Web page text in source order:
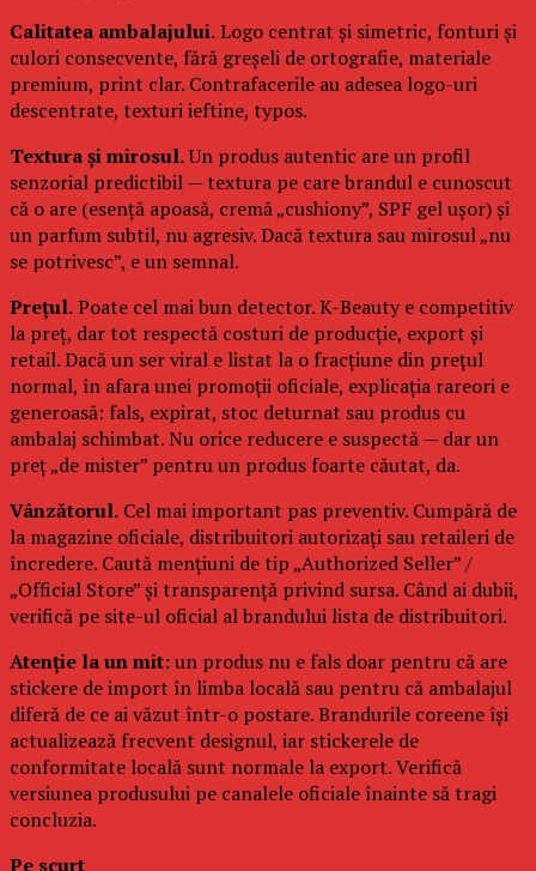
Calitatea ambalajului.Logo centrat și simetric, fonturi și
culori consecvente, fără greșeli de ortografie, materiale
premium, print clar. Contrafacerile au adesea logo-uri
descentrate, texturi ieftine, typos.
Textura și mirosul.Un produs autentic are un profil
senzorial predictibil — textura pe care brandul e cunoscut
că o are (esență apoasă, cremă „cushiony”, SPF gel ușor) și
un parfum subtil, nu agresiv. Dacă textura sau mirosul „nu
se potrivesc”, e un semnal.
Prețul.Poate cel mai bun detector. K-Beauty e competitiv
la preț, dar tot respectă costuri de producție, export și
retail. Dacă un ser viral e listat la o fracțiune din prețul
normal, în afara unei promoții oficiale, explicația rareori e
generoasă: fals, expirat, stoc deturnat sau produs cu
ambalaj schimbat. Nu orice reducere e suspectă — dar un
preț „de mister” pentru un produs foarte căutat, da.
Vânzătorul. Cel mai important pas preventiv. Cumpără de
la magazine oficiale, distribuitori autorizați sau retaileri de
încredere. Caută mențiuni de tip „Authorized Seller” /
„Official Store” și transparență privind sursa. Când ai dubii,
verifică pe site-ul oficial al brandului lista de distribuitori.
Atenție la un mit:un produs nu e fals doar pentru că are
stickere de import în limba locală sau pentru că ambalajul
diferă de ce ai văzut într-o postare. Brandurile coreene își
actualizează frecvent designul, iar stickerele de
conformitate locală sunt normale la export. Verifică
versiunea produsului pe canalele oficiale înainte să tragi
concluzia.
Pe scurt